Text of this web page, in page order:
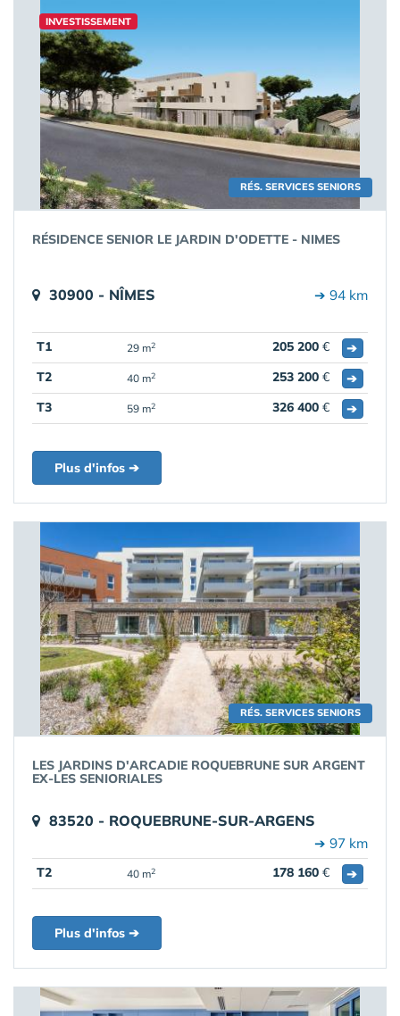
RÉS. SERVICES SENIORS
INVESTISSEMENT
RÉSIDENCE SENIOR LE JARDIN D'ODETTE - NIMES
30900 - NÎMES ➔ 94 km
T1 29 m2 205 200 €
➔
T2
40 m2 253 200 €
➔
T3
59 m2 326 400 € ➔
Plus d'infos ➔
RÉS. SERVICES SENIORS
LES JARDINS D'ARCADIE ROQUEBRUNE SUR ARGENT
EX-LES SENIORIALES
83520 - ROQUEBRUNE-SUR-ARGENS
➔ 97 km
T2 40 m2 178 160 € ➔
Plus d'infos ➔